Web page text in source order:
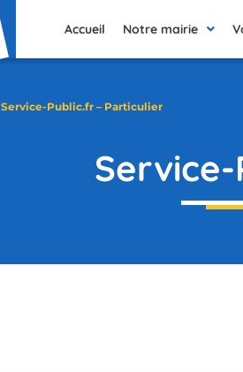
Accueil Notre mairie
Service-Public.fr – Particulier